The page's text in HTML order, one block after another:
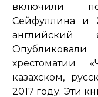
включили
Сейфуллина и
английский
хрестоматии
казахском,
2017 году. Эти